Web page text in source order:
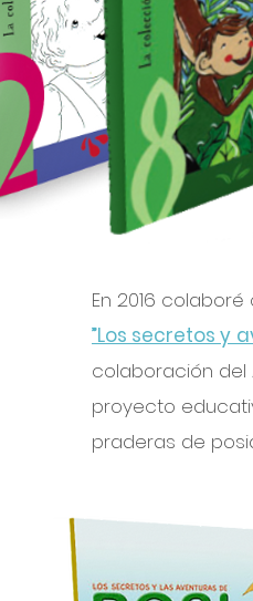
En 2016
”Los secretos y
colaboración del
proyecto
praderas de